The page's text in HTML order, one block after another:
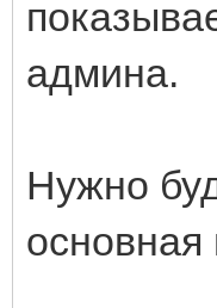
админа.
Нужно